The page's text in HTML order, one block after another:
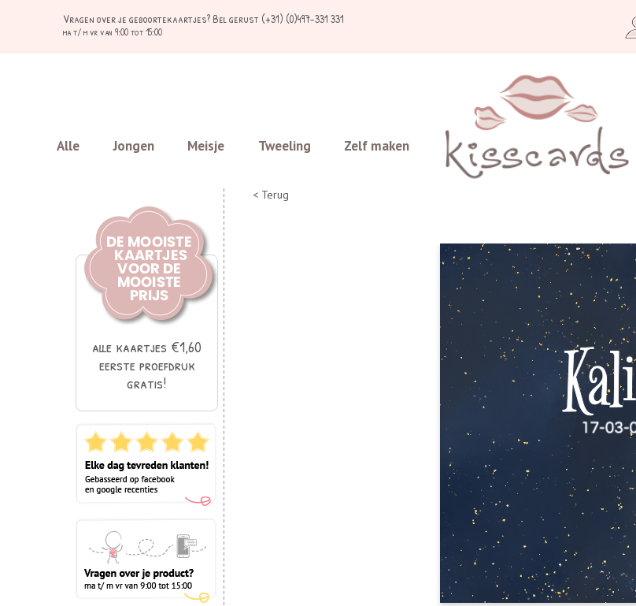
Vragen over je geboortekaartjes? Bel gerust (+31) (0)497-331 331
ma t/ m vr van 9:00 tot 15:00
Alle Jongen Meisje Tweeling Zelf maken
alle kaartjes €1,60
eerste proefdruk
gratis!
< Terug